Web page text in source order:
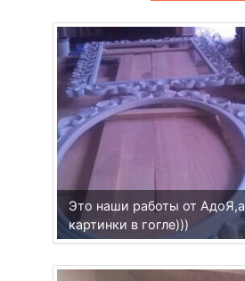
Это наши работы от АдоЯ,а
картинки в гогле)))